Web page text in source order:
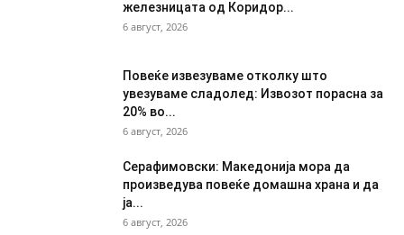
железницата од Коридор...
6 август, 2026
Повеќе извезуваме отколку што
увезуваме сладолед: Извозот порасна за
20% во...
6 август, 2026
Серафимовски: Македонија мора да
произведува повеќе домашна храна и да
ја...
6 август, 2026